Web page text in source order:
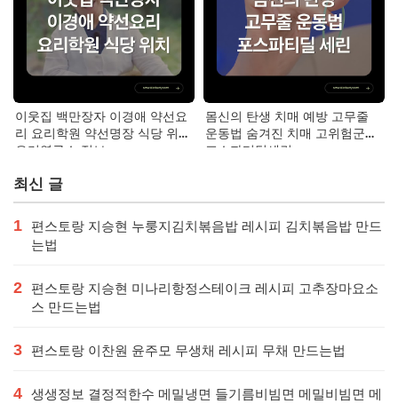
이웃집 백만장자 이경애 약선요
리 요리학원 약선명장 식당 위치
요리연구소 정보
몸신의 탄생 치매 예방 고무줄
운동법 숨겨진 치매 고위험군｜
포스파티딜세린
최신 글
1
편스토랑 지승현 누룽지김치볶음밥 레시피 김치볶음밥 만드
는법
2
편스토랑 지승현 미나리항정스테이크 레시피 고추장마요소
스 만드는법
3 편스토랑 이찬원 윤주모 무생채 레시피 무채 만드는법
4 생생정보 결정적한수 메밀냉면 들기름비빔면 메밀비빔면 메